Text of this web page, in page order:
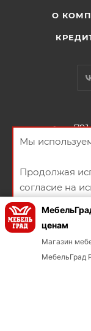
О
ПОЛИТИКА
СОГЛАСИЕ НА
Мы
Продолжая
согласие на
политикой
ХОРОШО
ценам
Магазин
МебельГрад